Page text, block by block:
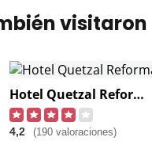
visitaron
Hotel Quetzal Reforma
4,2 (190 valoraciones)